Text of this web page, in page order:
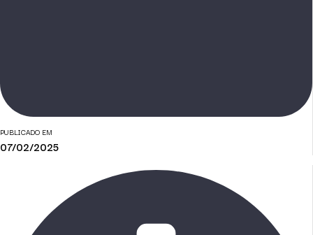
PUBLICADO EM
07/02/2025